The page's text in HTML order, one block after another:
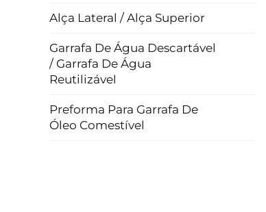
Alça Lateral / Alça Superior
Garrafa De Água Descartável
/ Garrafa De Água
Reutilizável
Preforma Para Garrafa De
Óleo Comestível